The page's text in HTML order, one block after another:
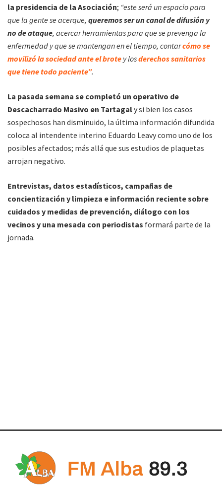
la presidencia de la Asociación; “este será un espacio para
que la gente se acerque, queremos ser un canal de difusión y
no de ataque, acercar herramientas para que se prevenga la
enfermedad y que se mantengan en el tiempo, contarcómo se
movilizó la sociedad ante el brote y losderechos sanitarios
que tiene todo paciente”.
La pasada semana se completó un operativo de
Descacharrado Masivo en Tartagaly si bien los casos
sospechosos han disminuido, la última información difundida
coloca al intendente interino Eduardo Leavy como uno de los
posibles afectados; más allá que sus estudios de plaquetas
arrojan negativo.
Entrevistas, datos estadísticos, campañas de
concientización y limpieza e información reciente sobre
cuidados y medidas de prevención, diálogo con los
vecinos y una mesada con periodistas formará parte de la
jornada.